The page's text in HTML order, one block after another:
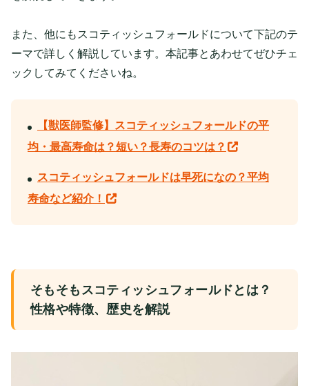
また、他にもスコティッシュフォールドについて下記のテ
ーマで詳しく解説しています。本記事とあわせてぜひチェ
ックしてみてくださいね。
【獣医師監修】スコティッシュフォールドの平
均・最高寿命は？短い？長寿のコツは？
スコティッシュフォールドは早死になの？平均
寿命など紹介！
そもそもスコティッシュフォールドとは？
性格や特徴、歴史を解説